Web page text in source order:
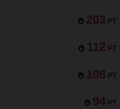
203 PT
112 PT
108 PT
94 PT